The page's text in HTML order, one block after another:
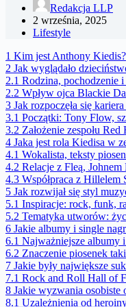
Redakcja LLP
2 września, 2025
Lifestyle
1 Kim jest Anthony Kiedis?
2 Jak wyglądało
2.1 Rodzina, pochodzenie
2.2 Wpływ ojca Blackie
3 Jak rozpoczęła się
3.1 Początki: Tony Flow,
3.2 Założenie zespołu
4 Jaka jest rola Kiedisa w
4.1 Wokalista, teksty
4.2 Relacje z Fleą,
4.3 Współpraca z Hillelem
5 Jak rozwijał się styl
5.1 Inspiracje: rock, funk,
5.2 Tematyka utworów:
6 Jakie albumy i single
6.1 Najważniejsze albumy
6.2 Znaczenie piosenek
7 Jakie były największe
7.1 Rock and Roll Hall of
8 Jakie wyzwania osobiste
8.1 Uzależnienia od